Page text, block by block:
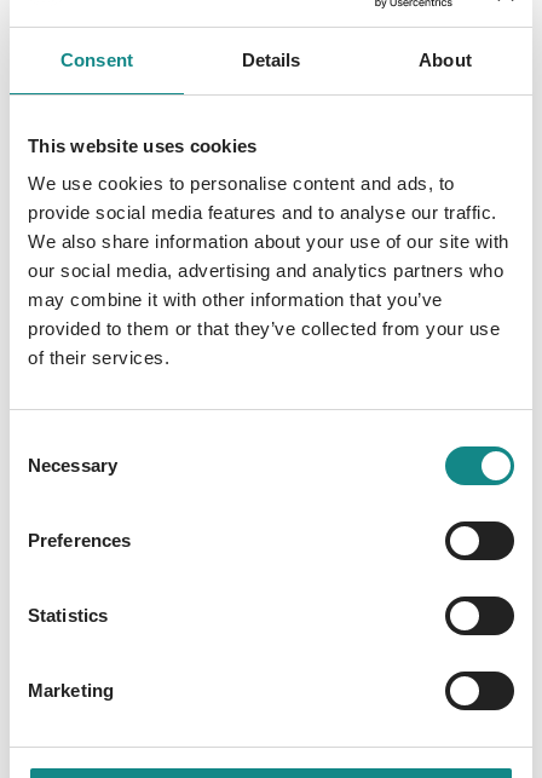
Consent Details About
This website uses cookies
We use cookies to personalise content and ads, to
provide social media features and to analyse our traffic.
We also share information about your use of our site with
our social media, advertising and analytics partners who
may combine it with other information that you’ve
provided to them or that they’ve collected from your use
of their services.
Selection
Necessary
Preferences
Statistics
Marketing
einmal ... In diesem originellen Zähl- und
Franziska Frey steckt voller Witz und
Abenteuer. Ein kunterbunter Wimmelspaß
mit wunderschönen Illustrationen, die Groß
und Klein zum entdecken und mitmachen
einladen. Produktmerkmale: -
Abenteuergeschichte und Wimmelbuch mit
Lerneffekt für Jungen und Mädchen ab 3 -
Kinderleicht zählen lernen, mit den Zahlen 1
Hardcover Ausgabe, hochwertig produziert